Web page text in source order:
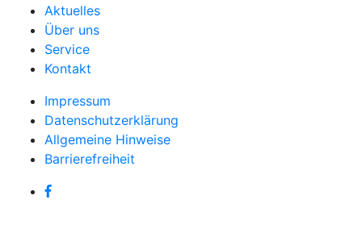
Aktuelles
Über uns
Service
Kontakt
Impressum
Datenschutzerklärung
Allgemeine Hinweise
Barrierefreiheit